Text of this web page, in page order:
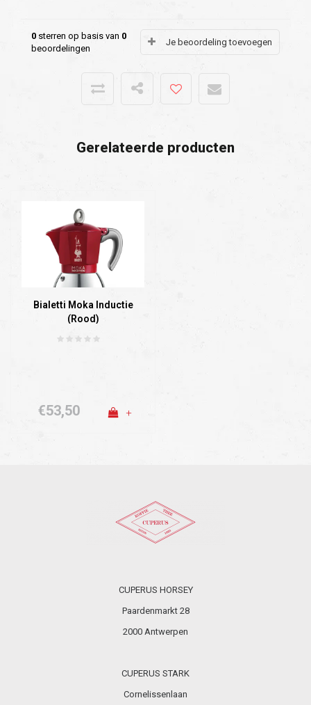
0 sterren op basis van 0
beoordelingen
Je beoordeling toevoegen
Gerelateerde producten
Bialetti Moka Inductie
(Rood)
€53,50 +
CUPERUS HORSEY
Paardenmarkt 28
2000 Antwerpen
CUPERUS STARK
Cornelissenlaan